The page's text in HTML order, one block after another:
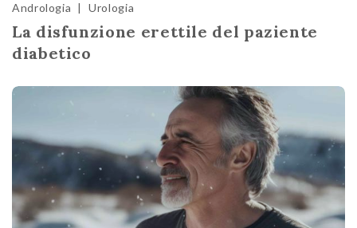
Andrologia | Urologia
La disfunzione erettile del paziente
diabetico